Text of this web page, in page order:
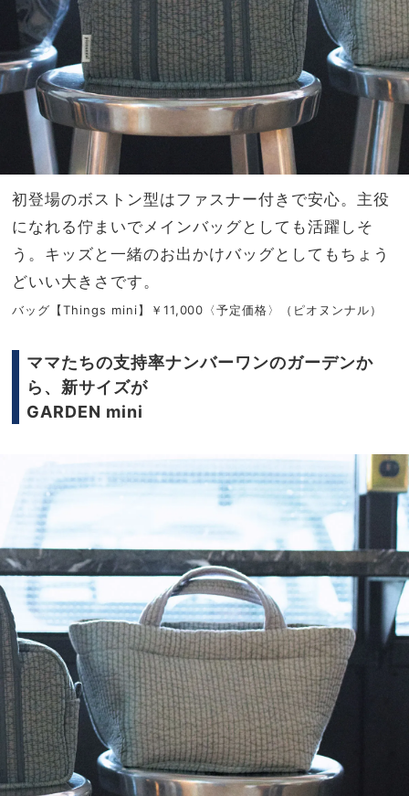
初登場のボストン型はファスナー付きで安心。主役
になれる佇まいでメインバッグとしても活躍しそ
う。キッズと一緒のお出かけバッグとしてもちょう
どいい大きさです。
バッグ【Things mini】￥11,000〈予定価格〉（ピオヌンナル）
ママたちの支持率ナンバーワンのガーデンか
ら、新サイズが
GARDEN mini